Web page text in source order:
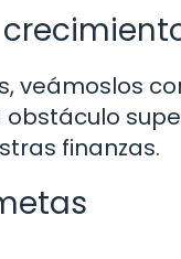
veámoslos
finanzas.